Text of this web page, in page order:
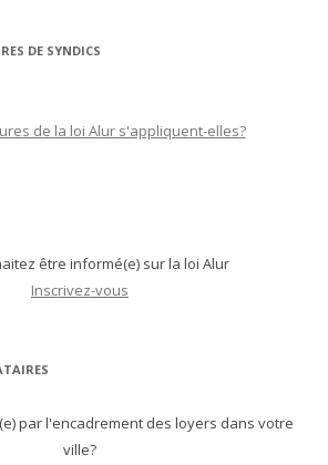
DE SYNDICS
de la loi Alur s'appliquent-elles?
être informé(e) sur la loi Alur
Inscrivez-vous
par l'encadrement des loyers dans votre
ville?